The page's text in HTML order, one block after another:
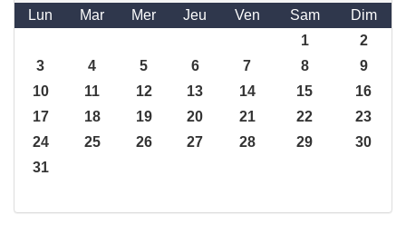
Lun
Mar Mer Jeu Ven Sam
Dim
1
2
3
4 5 6 7 8
9
10
11 12 13 14 15
16
17
18 19 20 21 22
23
24
25 26 27 28 29
30
31